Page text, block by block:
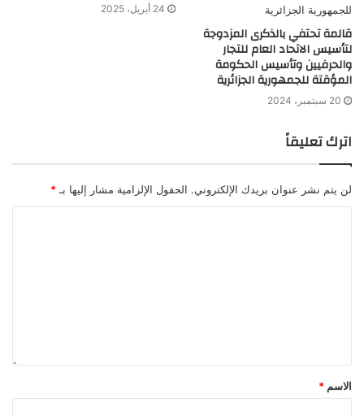
قالمة تحتفي بالذكرى المزدوجة
لتأسيس الاتحاد العام للتجار
والحرفيين وتأسيس الحكومة
المؤقتة للجمهورية الجزائرية
20 سبتمبر، 2024
24 أبريل، 2025
اترك تعليقاً
لن يتم نشر عنوان بريدك الإلكتروني. الحقول الإلزامية مشار إليها بـ *
الاسم *